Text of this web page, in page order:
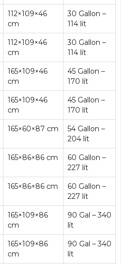
112×109×46
cm
30 Gallon –
114 lít
112×109×46
cm
30 Gallon –
114 lít
165×109×46
cm
45 Gallon –
170 lít
165×109×46
cm
45 Gallon –
170 lít
165×60×87 cm
54 Gallon –
204 lít
165×86×86 cm
60 Gallon –
227 lít
165×86×86 cm
60 Gallon –
227 lít
165×109×86
cm
90 Gal – 340
lít
165×109×86
cm
90 Gal – 340
lít